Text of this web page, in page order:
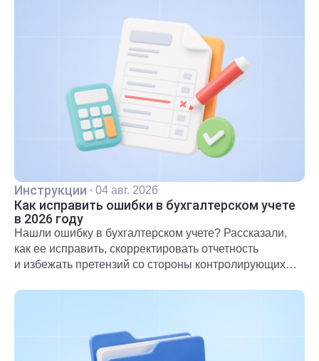
Инструкции · 04 авг. 2026
Как исправить ошибки в бухгалтерском учете
в 2026 году
Нашли ошибку в бухгалтерском учете? Рассказали,
как ее исправить, скорректировать отчетность
и избежать претензий со стороны контролирующих